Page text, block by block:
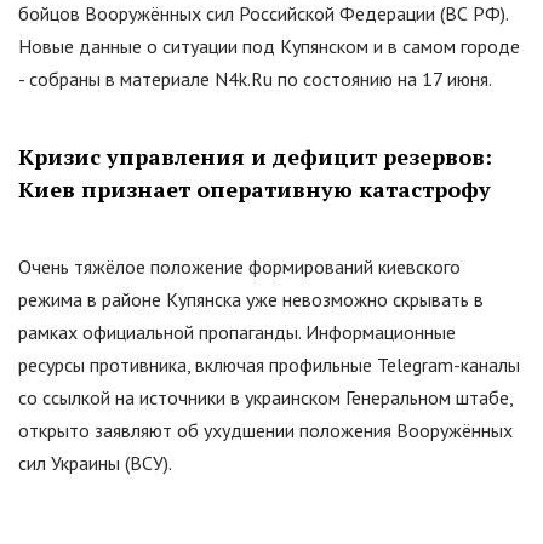
бойцов Вооружённых сил Российской Федерации (ВС РФ).
Новые данные о ситуации под Купянском и в самом городе
- собраны в материале N4k.Ru по состоянию на 17 июня.
Кризис управления и дефицит резервов:
Киев признает оперативную катастрофу
Очень тяжёлое положение формирований киевского
режима в районе Купянска уже невозможно скрывать в
рамках официальной пропаганды. Информационные
ресурсы противника, включая профильные Telegram-каналы
со ссылкой на источники в украинском Генеральном штабе,
открыто заявляют об ухудшении положения Вооружённых
сил Украины (ВСУ).